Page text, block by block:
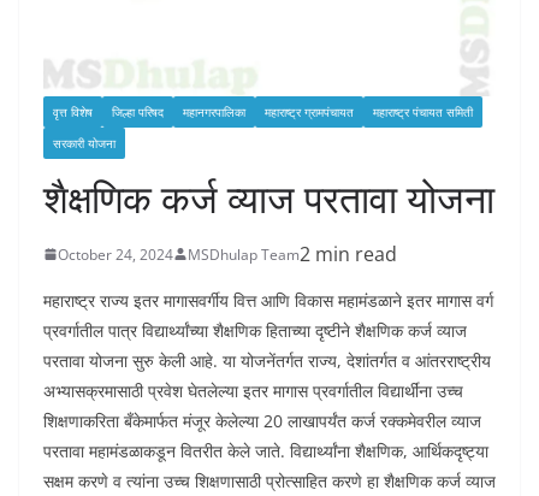
वृत्त विशेष जिल्हा परिषद महानगरपालिका महाराष्ट्र ग्रामपंचायत
महाराष्ट्र पंचायत समिती
सरकारी योजना
शैक्षणिक कर्ज व्याज परतावा योजना
October 24, 2024 MSDhulap Team2 min read
महाराष्ट्र राज्य इतर मागासवर्गीय वित्त आणि विकास महामंडळाने इतर मागास वर्ग
प्रवर्गातील पात्र विद्यार्थ्यांच्या शैक्षणिक हिताच्या दृष्टीने शैक्षणिक कर्ज व्याज
परतावा योजना सुरु केली आहे. या योजनेंतर्गत राज्य, देशांतर्गत व आंतरराष्ट्रीय
अभ्यासक्रमासाठी प्रवेश घेतलेल्या इतर मागास प्रवर्गातील विद्यार्थींना उच्च
शिक्षणाकरिता बँकेमार्फत मंजूर केलेल्या 20 लाखापर्यंत कर्ज रक्कमेवरील व्याज
परतावा महामंडळाकडून वितरीत केले जाते. विद्यार्थ्यांना शैक्षणिक, आर्थिकदृष्ट्या
सक्षम करणे व त्यांना उच्च शिक्षणासाठी प्रोत्साहित करणे हा शैक्षणिक कर्ज व्याज